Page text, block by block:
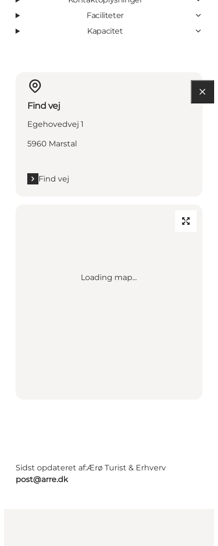
Faciliteter
Kapacitet
Find vej
Egehovedvej 1
5960 Marstal
Find vej
Loading map...
Sidst opdateret af:Ærø Turist & Erhverv
post@arre.dk